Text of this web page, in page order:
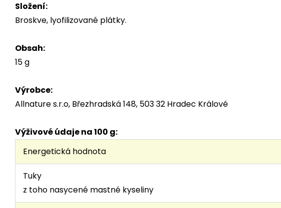
Složení:
Broskve, lyofilizované plátky.
Obsah:
15 g
Výrobce:
Allnature s.r.o, Březhradská 148, 503 32 Hradec Králové
Výživové údaje na 100 g:
Energetická hodnota
Tuky
z toho nasycené mastné kyseliny